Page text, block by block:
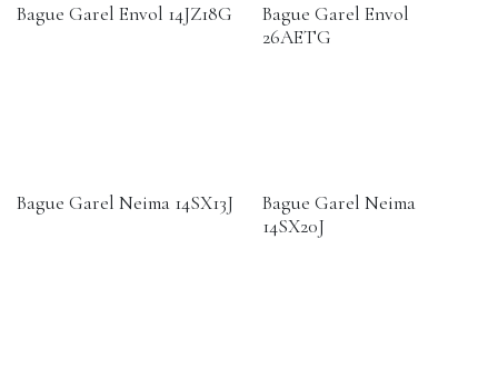
Bague Garel Envol 14JZ18G
Bague Garel Envol
26AETG
Bague Garel Neima 14SX13J
Bague Garel Neima
14SX20J